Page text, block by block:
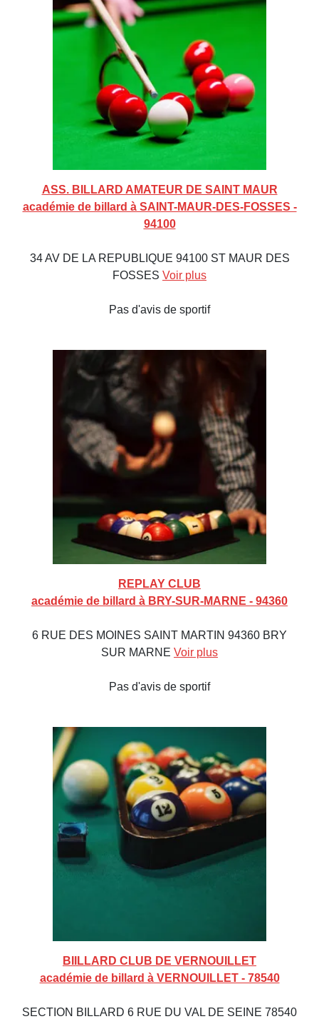
ASS. BILLARD AMATEUR DE SAINT MAUR
académie de billard à SAINT-MAUR-DES-FOSSES -
94100
34 AV DE LA REPUBLIQUE 94100 ST MAUR DES
FOSSES Voir plus
Pas d'avis de sportif
REPLAY CLUB
académie de billard à BRY-SUR-MARNE - 94360
6 RUE DES MOINES SAINT MARTIN 94360 BRY
SUR MARNE Voir plus
Pas d'avis de sportif
BIILLARD CLUB DE VERNOUILLET
académie de billard à VERNOUILLET - 78540
SECTION BILLARD 6 RUE DU VAL DE SEINE 78540